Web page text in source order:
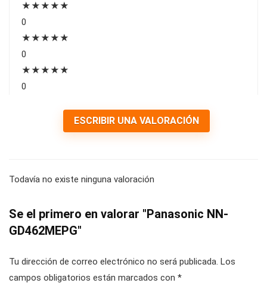
★★★★★
0
★★★★★
0
★★★★★
0
ESCRIBIR UNA VALORACIÓN
Todavía no existe ninguna valoración
Se el primero en valorar "Panasonic NN-
GD462MEPG"
Tu dirección de correo electrónico no será publicada. Los
campos obligatorios están marcados con *